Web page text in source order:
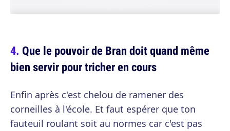
Que le pouvoir de Bran doit quand même
bien servir pour tricher en cours
Enfin après c'est chelou de ramener des
corneilles à l'école. Et faut espérer que ton
fauteuil roulant soit au normes car c'est pas